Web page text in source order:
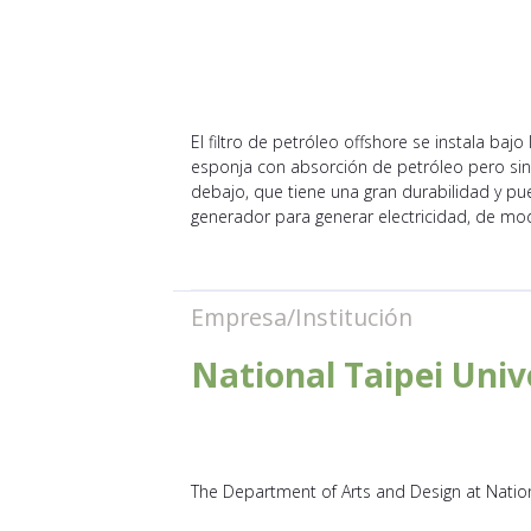
El filtro de petróleo offshore se instala
esponja con absorción de petróleo pero
debajo, que tiene una gran durabilidad y
generador para generar electricidad, de
Empresa/Institución
National Taipei
The Department of Arts and Design at